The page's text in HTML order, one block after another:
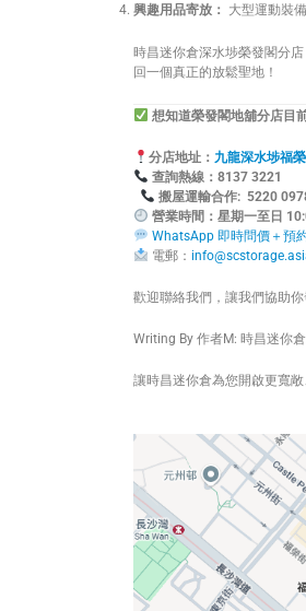
興趣用品寄放： 大型運動裝
時昌迷你倉深水埗榮發閣分
回一個真正的放鬆聖地！
想知道榮發閣地舖分店目
分店地址： 九龍深水埗福
查
搬屋運輸合作: 5220
營業時間：星期一至日
WhatsApp 即時問價＋預
電郵：
歡迎聯絡我們，讓我們協助
Writing By 作者M: 時昌迷你
讓時昌迷你倉為您開啟更寬敞